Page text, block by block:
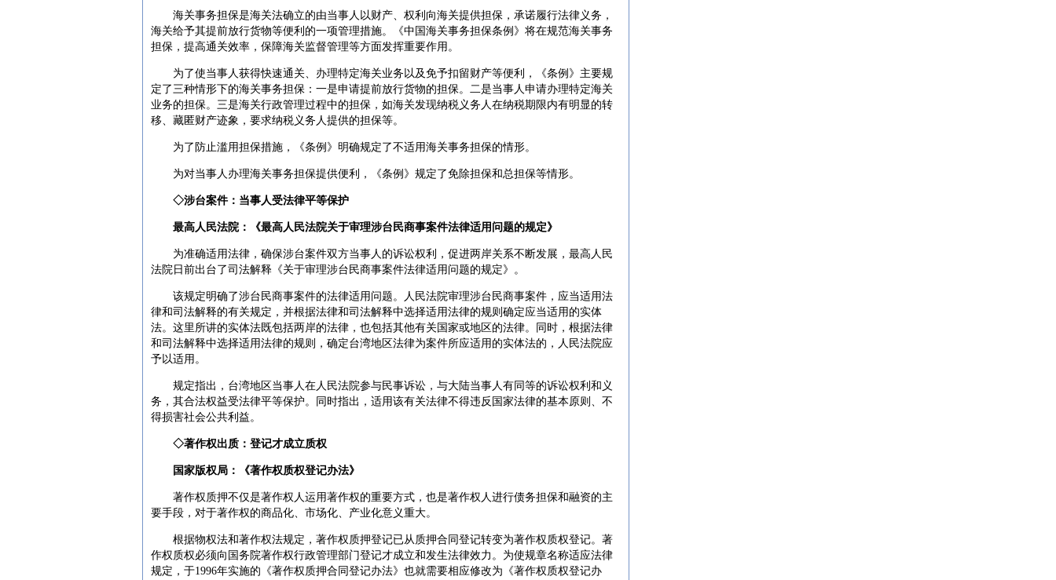
海关事务担保是海关法确立的由当事人以财产、权利向海关提供担保，承诺履行法律义务，
海关给予其提前放行货物等便利的一项管理措施。《中国海关事务担保条例》将在规范海关事务
担保，提高通关效率，保障海关监督管理等方面发挥重要作用。
为了使当事人获得快速通关、办理特定海关业务以及免予扣留财产等便利，《条例》主要规
定了三种情形下的海关事务担保：一是申请提前放行货物的担保。二是当事人申请办理特定海关
业务的担保。三是海关行政管理过程中的担保，如海关发现纳税义务人在纳税期限内有明显的转
移、藏匿财产迹象，要求纳税义务人提供的担保等。
为了防止滥用担保措施，《条例》明确规定了不适用海关事务担保的情形。
为对当事人办理海关事务担保提供便利，《条例》规定了免除担保和总担保等情形。
◇涉台案件：当事人受法律平等保护
最高人民法院：《最高人民法院关于审理涉台民商事案件法律适用问题的规定》
为准确适用法律，确保涉台案件双方当事人的诉讼权利，促进两岸关系不断发展，最高人民
法院日前出台了司法解释《关于审理涉台民商事案件法律适用问题的规定》。
该规定明确了涉台民商事案件的法律适用问题。人民法院审理涉台民商事案件，应当适用法
律和司法解释的有关规定，并根据法律和司法解释中选择适用法律的规则确定应当适用的实体
法。这里所讲的实体法既包括两岸的法律，也包括其他有关国家或地区的法律。同时，根据法律
和司法解释中选择适用法律的规则，确定台湾地区法律为案件所应适用的实体法的，人民法院应
予以适用。
规定指出，台湾地区当事人在人民法院参与民事诉讼，与大陆当事人有同等的诉讼权利和义
务，其合法权益受法律平等保护。同时指出，适用该有关法律不得违反国家法律的基本原则、不
得损害社会公共利益。
◇著作权出质：登记才成立质权
国家版权局：《著作权质权登记办法》
著作权质押不仅是著作权人运用著作权的重要方式，也是著作权人进行债务担保和融资的主
要手段，对于著作权的商品化、市场化、产业化意义重大。
根据物权法和著作权法规定，著作权质押登记已从质押合同登记转变为著作权质权登记。著
作权质权必须向国务院著作权行政管理部门登记才成立和发生法律效力。为使规章名称适应法律
规定，于1996年实施的《著作权质押合同登记办法》也就需要相应修改为《著作权质权登记办